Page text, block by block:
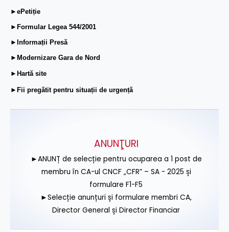
►ePetiție
►Formular Legea 544/2001
►Informații Presă
►Modernizare Gara de Nord
►Hartă site
►Fii pregătit pentru situații de urgență
ANUNŢURI
►ANUNȚ de selecție pentru ocuparea a 1 post de
membru în CA-ul CNCF „CFR” – SA - 2025 și
formulare F1-F5
►Selecție anunțuri și formulare membri CA,
Director General și Director Financiar